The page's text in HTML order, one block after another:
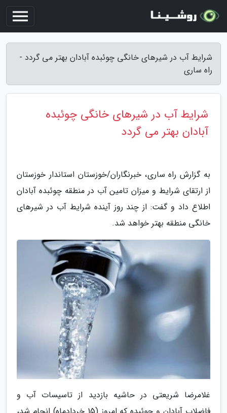
شرایط آب در شیرهای خانگی چوئبده آبادان بهتر می گردد -
راه ساری
شرایط آب در شیرهای خانگی چوئبده
آبادان بهتر می گردد
به گزارش راه ساری، خبرنگاران/خوزستان استاندار خوزستان
از ارتقای شرایط و میزان تامین آب در منطقه چوئبده آبادان
اطلاع داد و گفت: از چند روز آینده شرایط آب در شیرهای
خانگی منطقه بهتر خواهد شد.
غلامرضا شریعتی در حاشیه بازدید از تاسیسات آب و